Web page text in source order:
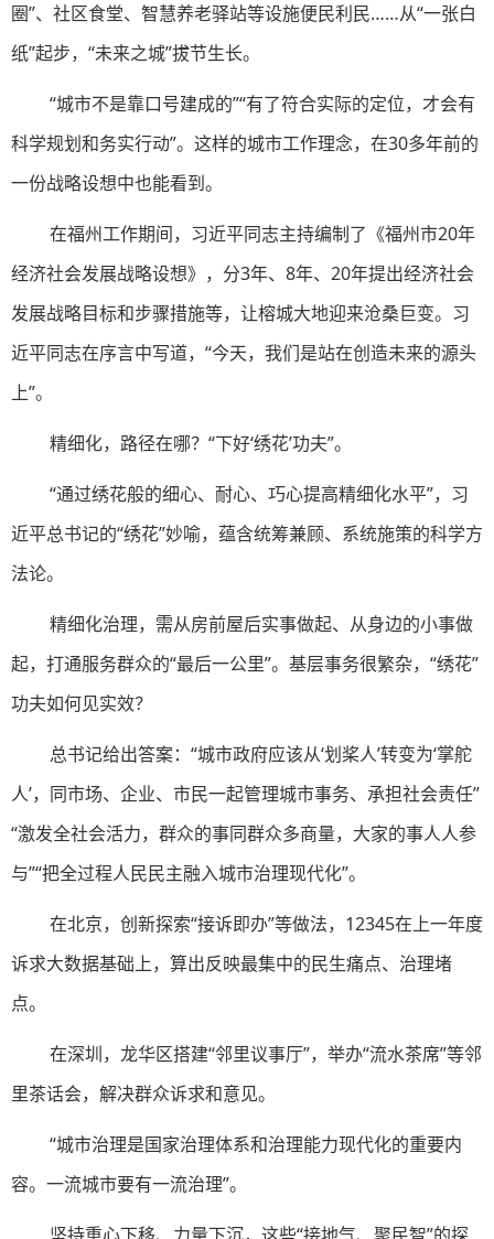
圈”、社区食堂、智慧养老驿站等设施便民利民……从“一张白
纸”起步，“未来之城”拔节生长。
“城市不是靠口号建成的”“有了符合实际的定位，才会有
科学规划和务实行动”。这样的城市工作理念，在30多年前的
一份战略设想中也能看到。
在福州工作期间，习近平同志主持编制了《福州市20年
经济社会发展战略设想》，分3年、8年、20年提出经济社会
发展战略目标和步骤措施等，让榕城大地迎来沧桑巨变。习
近平同志在序言中写道，“今天，我们是站在创造未来的源头
上”。
精细化，路径在哪？“下好‘绣花’功夫”。
“通过绣花般的细心、耐心、巧心提高精细化水平”，习
近平总书记的“绣花”妙喻，蕴含统筹兼顾、系统施策的科学方
法论。
精细化治理，需从房前屋后实事做起、从身边的小事做
起，打通服务群众的“最后一公里”。基层事务很繁杂，“绣花”
功夫如何见实效？
总书记给出答案：“城市政府应该从‘划桨人’转变为‘掌舵
人’，同市场、企业、市民一起管理城市事务、承担社会责任”
“激发全社会活力，群众的事同群众多商量，大家的事人人参
与”“把全过程人民民主融入城市治理现代化”。
在北京，创新探索“接诉即办”等做法，12345在上一年度
诉求大数据基础上，算出反映最集中的民生痛点、治理堵
点。
在深圳，龙华区搭建“邻里议事厅”，举办“流水茶席”等邻
里茶话会，解决群众诉求和意见。
“城市治理是国家治理体系和治理能力现代化的重要内
容。一流城市要有一流治理”。